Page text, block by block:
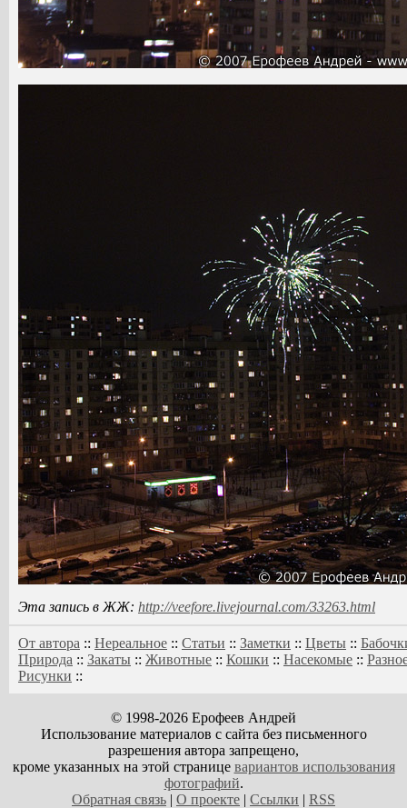
Эта запись в ЖЖ: http://veefore.livejournal.com/33263.html
От автора :: Нереальное :: Статьи :: Заметки :: Цветы ::
Природа :: Закаты :: Животные :: Кошки :: Насекомые ::
Рисунки ::
© 1998-2026 Ерофеев Андрей
Использование материалов с сайта без письменного
разрешения автора запрещено,
кроме указанных на этой странице вариантов использования
фотографий.
Обратная связь | О проекте | Ссылки | RSS